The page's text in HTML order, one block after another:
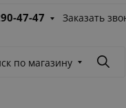
47-47 Заказать
по магазину